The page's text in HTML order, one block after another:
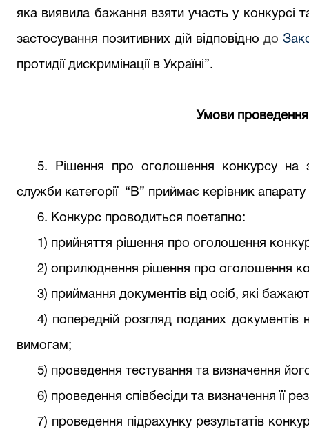
яка виявила бажання взяти участь у конкурсі
застосування позитивних дій відповідно до
протидії дискримінації в Україні”.
Умови
5. Рішення про оголошення конкурсу на
служби категорії “В” приймає керівник апарату
6. Конкурс проводиться поетапно:
1) прийняття рішення про оголошення
2) оприлюднення рішення про оголошення
3) приймання документів від осіб, які
4) попередній розгляд поданих документів
вимогам;
5) проведення тестування та визначення
6) проведення співбесіди та визначення її
7) проведення підрахунку результатів